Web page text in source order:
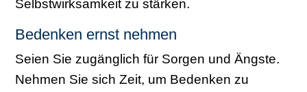
Selbstwirksamkeit zu stärken.
Bedenken ernst nehmen
Seien Sie zugänglich für Sorgen und Ängste.
Nehmen Sie sich Zeit, um Bedenken zu